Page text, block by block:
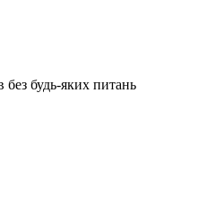
без будь-яких питань